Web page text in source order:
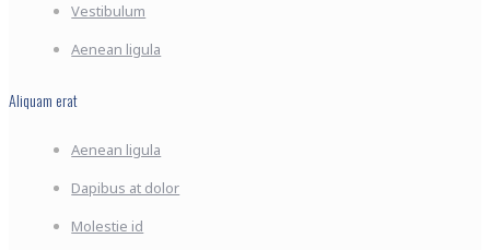
Vestibulum
Aenean ligula
Aliquam erat
Aenean ligula
Dapibus at dolor
Molestie id